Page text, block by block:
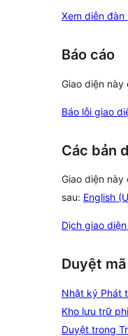
Xem diễn đàn
Báo cáo
Giao diện
Báo lỗi giao
Các bản
Giao diện
sau: English
Dịch giao
Duyệt
Nhật ký Phát
Kho lưu trữ
Duyệt trong